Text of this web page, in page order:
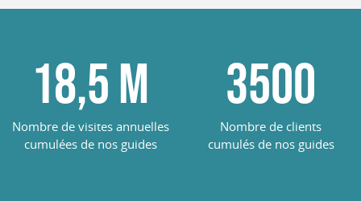
18,5 M
Nombre de visites annuelles
cumulées de nos guides
3500
Nombre de clients
cumulés de nos guides